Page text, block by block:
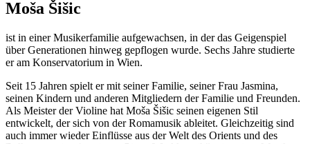
Moša Šišic
ist in einer Musikerfamilie aufgewachsen, in der das Geigenspiel
über Generationen hinweg gepflogen wurde. Sechs Jahre studierte
er am Konservatorium in Wien.
Seit 15 Jahren spielt er mit seiner Familie, seiner Frau Jasmina,
seinen Kindern und anderen Mitgliedern der Familie und Freunden.
Als Meister der Violine hat Moša Šišic seinen eigenen Stil
entwickelt, der sich von der Romamusik ableitet. Gleichzeitig sind
auch immer wieder Einflüsse aus der Welt des Orients und des